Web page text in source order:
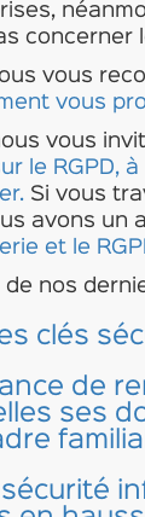
concerner
vous
vous
vous
le RGPD,
Si vous
avons un
et le
de nos
clés
de
ses
familial